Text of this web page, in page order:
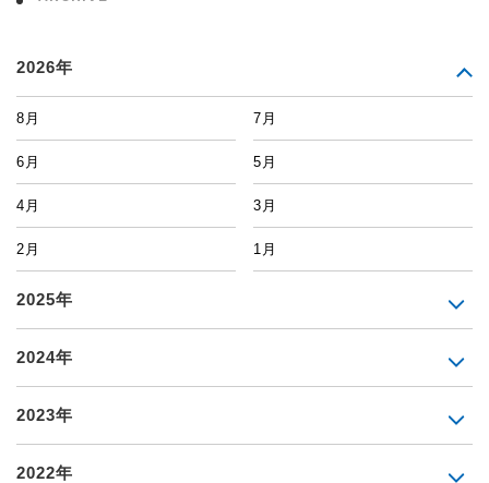
2026年
8月 7月
6月 5月
4月 3月
2月 1月
2025年
2024年
2023年
2022年